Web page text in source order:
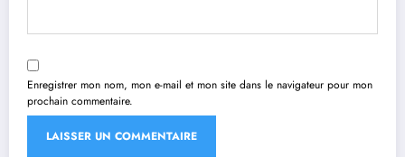
Enregistrer mon nom, mon e-mail et mon site dans le navigateur pour mon
prochain commentaire.